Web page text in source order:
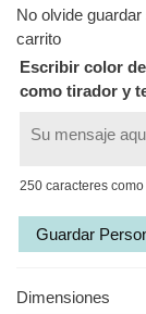
No olvide
carrito
Escribir color
como tirador y
250 caracteres
Guardar
Dimensiones